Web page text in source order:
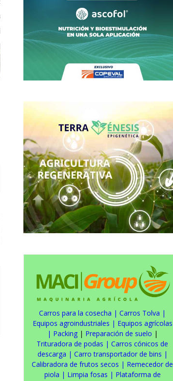
Carros para la cosecha | Carros Tolva |
Equipos agroindustriales | Equipos agrícolas
| Packing| Preparación de suelo |
Trituradora de podas | Carros cónicos de
descarga | Carro transportador de bins |
Calibradora de frutos secos | Remecedor de
piola | Limpia fosas | Plataforma de